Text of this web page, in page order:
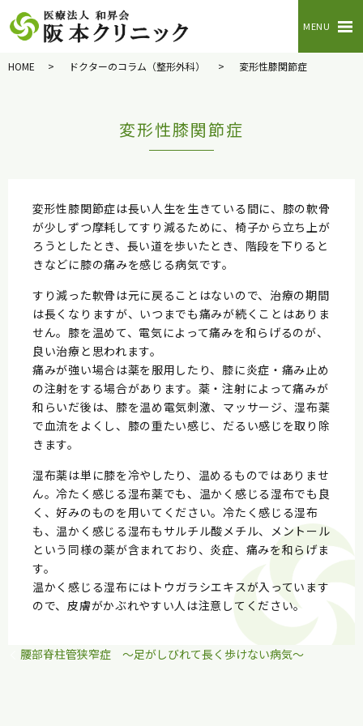
MENU
HOME ドクターのコラム（整形外科） 変形性膝関節症
変形性膝関節症
変形性膝関節症は長い人生を生きている間に、膝の軟骨
が少しずつ摩耗してすり減るために、椅子から立ち上が
ろうとしたとき、長い道を歩いたとき、階段を下りると
きなどに膝の痛みを感じる病気です。
すり減った軟骨は元に戻ることはないので、治療の期間
は長くなりますが、いつまでも痛みが続くことはありま
せん。膝を温めて、電気によって痛みを和らげるのが、
良い治療と思われます。
痛みが強い場合は薬を服用したり、膝に炎症・痛み止め
の注射をする場合があります。薬・注射によって痛みが
和らいだ後は、膝を温め電気刺激、マッサージ、湿布薬
で血流をよくし、膝の重たい感じ、だるい感じを取り除
きます。
湿布薬は単に膝を冷やしたり、温めるものではありませ
ん。冷たく感じる湿布薬でも、温かく感じる湿布でも良
く、好みのものを用いてください。冷たく感じる湿布
も、温かく感じる湿布もサルチル酸メチル、メントール
という同様の薬が含まれており、炎症、痛みを和らげま
す。
温かく感じる湿布にはトウガラシエキスが入っています
ので、皮膚がかぶれやすい人は注意してください。
腰部脊柱管狭窄症 ～足がしびれて長く歩けない病気～